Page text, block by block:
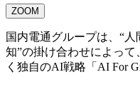
ZOOM
国内電通グループは、“人
知”の掛け合わせによっ
く独自のAI戦略「AI For